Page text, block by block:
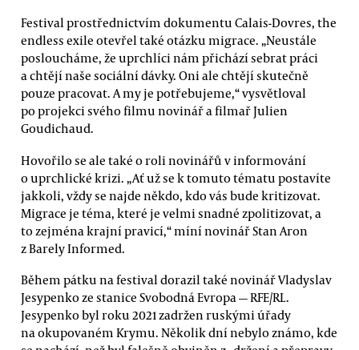
Festival prostřednictvím dokumentu Calais-Dovres, the
endless exile otevřel také otázku migrace. „Neustále
posloucháme, že uprchlíci nám přichází sebrat práci
a chtějí naše sociální dávky. Oni ale chtějí skutečně
pouze pracovat. A my je potřebujeme,“ vysvětloval
po projekci svého filmu novinář a filmař Julien
Goudichaud.
Hovořilo se ale také o roli novinářů v informování
o uprchlické krizi. „Ať už se k tomuto tématu postavíte
jakkoli, vždy se najde někdo, kdo vás bude kritizovat.
Migrace je téma, které je velmi snadné zpolitizovat, a
to zejména krajní pravicí,“ míní novinář Stan Aron
z Barely Informed.
Během pátku na festival dorazil také novinář Vladyslav
Jesypenko ze stanice Svobodná Evropa — RFE/RL.
Jesypenko byl roku 2021 zadržen ruskými úřady
na okupovaném Krymu. Několik dní nebylo známo, kde